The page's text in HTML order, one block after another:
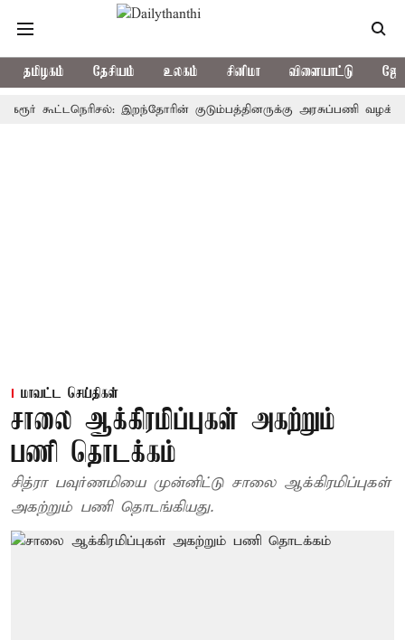
தமிழகம் தேசியம் உலகம் சினிமா விளையாட்டு
இறந்தோரின் குடும்பத்தினருக்கு அரசுப்பணி வழக்கு;
மாவட்ட செய்திகள்
சாலை ஆக்கிரமிப்புகள் அகற்றும்
பணி தொடக்கம்
சித்ரா பவுர்ணமியை முன்னிட்டு சாலை ஆக்கிரமிப்புகள்
அகற்றும் பணி தொடங்கியது.